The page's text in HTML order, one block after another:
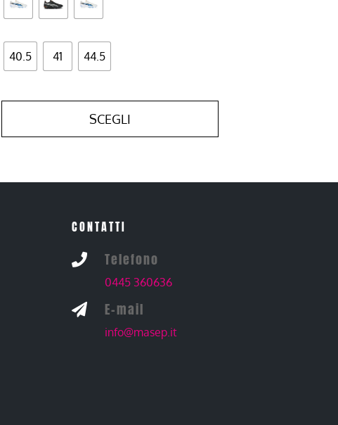
40.5 41 44.5
SCEGLI
CONTATTI
 Telefono
0445 360636
 E-mail
info@masep.it